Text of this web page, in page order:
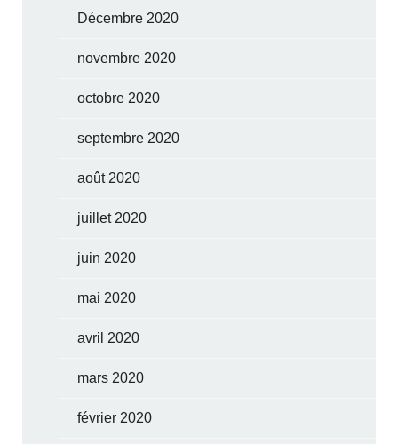
Décembre 2020
novembre 2020
octobre 2020
septembre 2020
août 2020
juillet 2020
juin 2020
mai 2020
avril 2020
mars 2020
février 2020